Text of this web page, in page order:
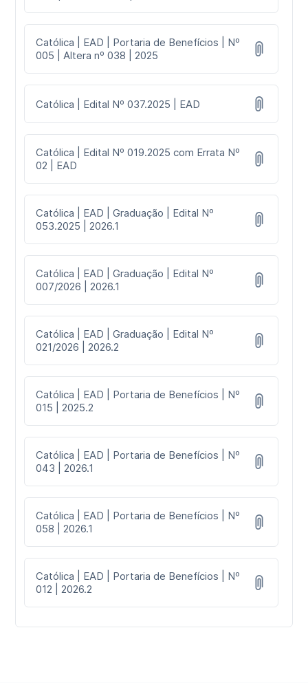
Católica | EAD | Portaria de Benefícios | Nº
005 | Altera nº 038 | 2025
Católica | Edital Nº 037.2025 | EAD
Católica | Edital Nº 019.2025 com Errata Nº
02 | EAD
Católica | EAD | Graduação | Edital Nº
053.2025 | 2026.1
Católica | EAD | Graduação | Edital Nº
007/2026 | 2026.1
Católica | EAD | Graduação | Edital Nº
021/2026 | 2026.2
Católica | EAD | Portaria de Benefícios | Nº
015 | 2025.2
Católica | EAD | Portaria de Benefícios | Nº
043 | 2026.1
Católica | EAD | Portaria de Benefícios | Nº
058 | 2026.1
Católica | EAD | Portaria de Benefícios | Nº
012 | 2026.2